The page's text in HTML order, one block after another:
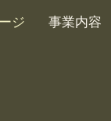
ジ 事業内容